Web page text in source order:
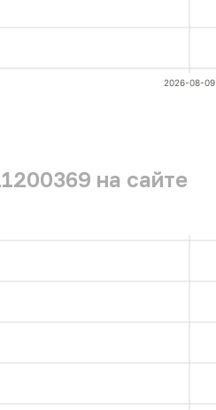
2026-08-09
на сайте